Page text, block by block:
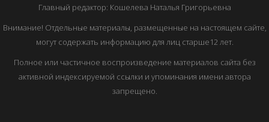
Главный редактор: Кошелева Наталья Григорьевна
Внимание! Отдельные материалы, размещенные на настоящем сайте,
могут содержать информацию для лиц старше12 лет.
Полное или частичное воспроизведение материалов сайта без
активной индексируемой ссылки и упоминания имени автора
запрещено.